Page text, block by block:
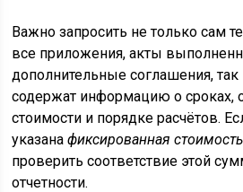
Важно запросить не только сам
все приложения, акты
дополнительные соглашения,
содержат информацию о сроках,
стоимости и порядке расчётов.
указанафиксированная
проверить соответствие этой
отчетности.